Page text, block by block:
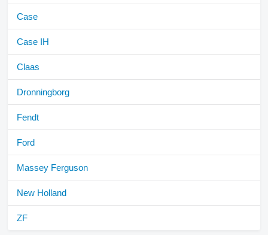
Case
Case IH
Claas
Dronningborg
Fendt
Ford
Massey Ferguson
New Holland
ZF